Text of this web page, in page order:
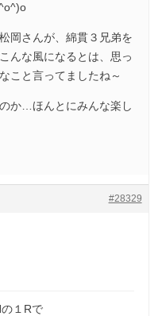
岡さんが、綿貫３兄弟を
んな風になるとは、思っ
こと言ってましたね～
か…ほんとにみんな楽し
#28329
１Rで